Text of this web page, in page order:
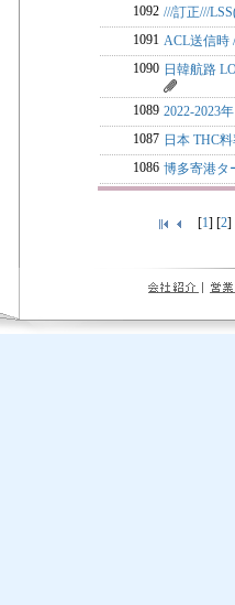
1092 ///訂正///
1091 ACL送信時
1090 日韓航路
1089 2022-2023
1087 日本 THC
1086 博多寄港タ
[1] [2]